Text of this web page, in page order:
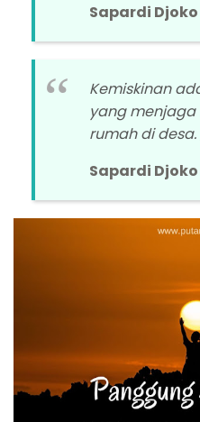
Sapardi
Kemiskinan
yang
rumah di desa.
Sapardi